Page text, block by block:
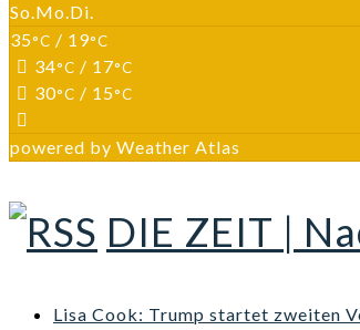
So.Mo.Di.
35°C / 19°C
34°C / 17°C
30°C / 15°C
powered by Weather Atlas
DIE ZEIT |
Lisa Cook: Trump startet zweiten